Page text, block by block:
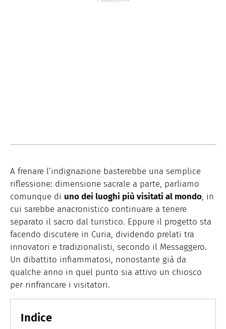
A frenare l’indignazione basterebbe una semplice
riflessione: dimensione sacrale a parte, parliamo
comunque di uno dei luoghi più visitati al mondo, in
cui sarebbe anacronistico continuare a tenere
separato il sacro dal turistico. Eppure il progetto sta
facendo discutere in Curia, dividendo prelati tra
innovatori e tradizionalisti, secondo il Messaggero.
Un dibattito infiammatosi, nonostante già da
qualche anno in quel punto sia attivo un chiosco
per rinfrancare i visitatori.